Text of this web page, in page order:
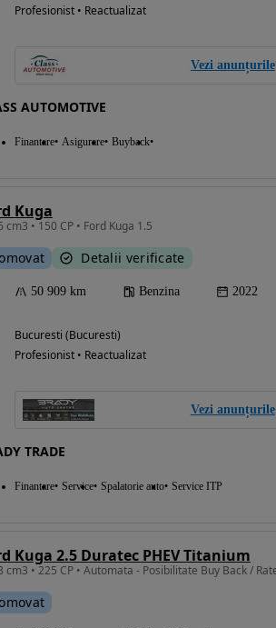
Profesionist • Reactualizat
Vezi anunțurile
AUTOMOTIVE
Finantare Asigurare Buyback
Kuga
cm3 • 150 CP • Ford Kuga 1.5
Detalii verificate
50 909 km Benzina 2022
Bucuresti (Bucuresti)
Profesionist • Reactualizat
Vezi anunțurile
TRADE
Finantare Service Spalatorie auto Service ITP
Kuga 2.5 Duratec PHEV Titanium